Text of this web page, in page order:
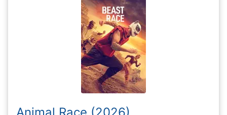
Animal Race (2026)